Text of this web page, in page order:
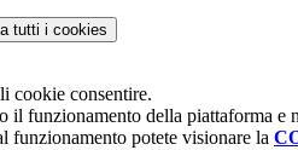
tutti i cookies
cookie consentire.
il funzionamento della piattaforma e
funzionamento potete visionare la